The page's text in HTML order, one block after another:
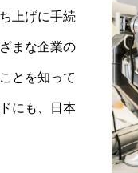
上げに手続
まな企業の
とを知って
にも、日本